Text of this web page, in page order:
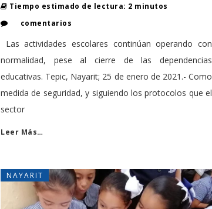
Tiempo estimado de lectura: 2 minutos
comentarios
Las actividades escolares continúan operando con
normalidad, pese al cierre de las dependencias
educativas. Tepic, Nayarit; 25 de enero de 2021.- Como
medida de seguridad, y siguiendo los protocolos que el
sector
Leer Más…
NAYARIT